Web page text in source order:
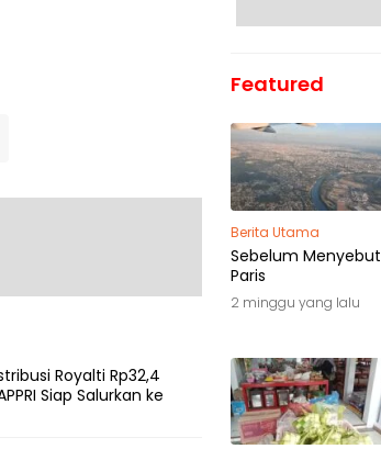
Royalti Rp32,4
Siap Salurkan ke
Featured
Berita Utama
Sebelum Menyebut
Paris
2 minggu yang lalu